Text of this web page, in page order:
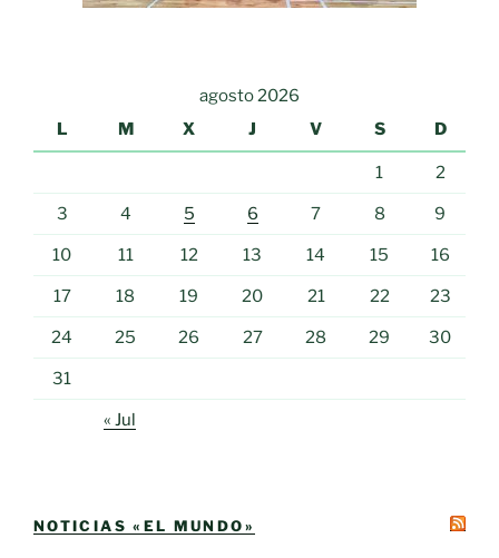
agosto 2026
L
M X J V S D
1 2
3 4 5 6 7 8 9
10 11 12 13 14 15 16
17 18 19 20 21 22 23
24 25 26 27 28 29 30
31
« Jul
NOTICIAS «EL MUNDO»